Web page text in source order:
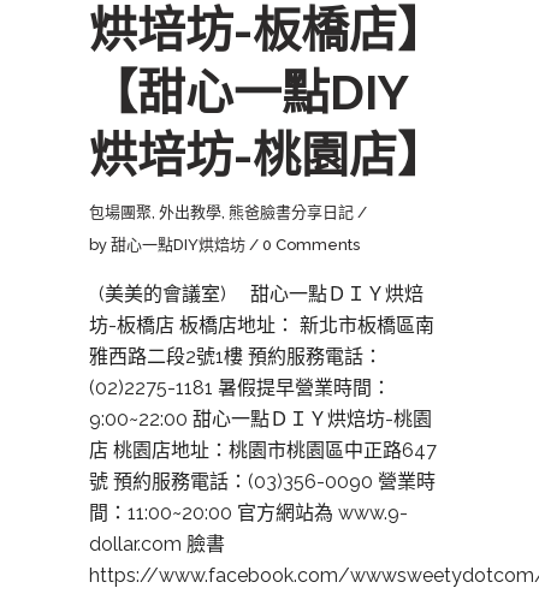
烘培坊-板橋店】
【甜心一點DIY
烘培坊-桃園店】
包場團聚, 外出教學, 熊爸臉書分享日記
by 甜心一點DIY烘焙坊 0 Comments
(美美的會議室) 甜心一點ＤＩＹ烘焙
坊-板橋店 板橋店地址： 新北市板橋區南
雅西路二段2號1樓 預約服務電話：
(02)2275-1181 暑假提早營業時間：
9:00~22:00 甜心一點ＤＩＹ烘焙坊-桃園
店 桃園店地址：桃園市桃園區中正路647
號 預約服務電話：(03)356-0090 營業時
間：11:00~20:00 官方網站為 www.9-
dollar.com 臉書
https://www.facebook.com/